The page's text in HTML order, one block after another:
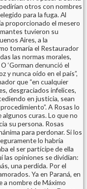
otros con nombres
para la fuga. Al
proporcionado el mesero
tuvieron su
Aires, a la
tomaría el Restaurador
las normas morales,
‘Gorman denunció el
y nunca oído en el país”,
que “en cualquier
desgraciados infelices,
en justicia, sean
A Rosas lo
curas. Lo que no
su persona. Rosas
para perdonar. Si los
lo habría
el ser partícipe de ella
las opiniones se dividían:
una perdida. Por el
Ya en Paraná, en
nombre de Máximo